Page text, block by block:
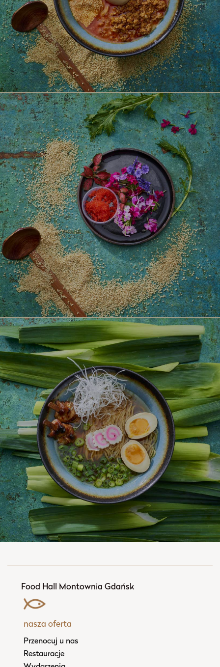
Food Hall Montownia Gdańsk
nasza oferta
Przenocuj u nas
Restauracje